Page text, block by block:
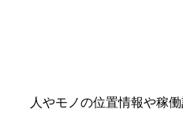
人やモノの位置情報や稼